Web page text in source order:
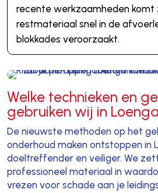
recente werkzaamheden komt
restmateriaal snel in de
blokkades veroorzaakt.
Welke technieken en
gebruiken wij in
De nieuwste methoden op het
onderhoud maken ontstoppen in
doeltreffender en veiliger. We
professioneel materiaal in
vrezen voor schade aan je